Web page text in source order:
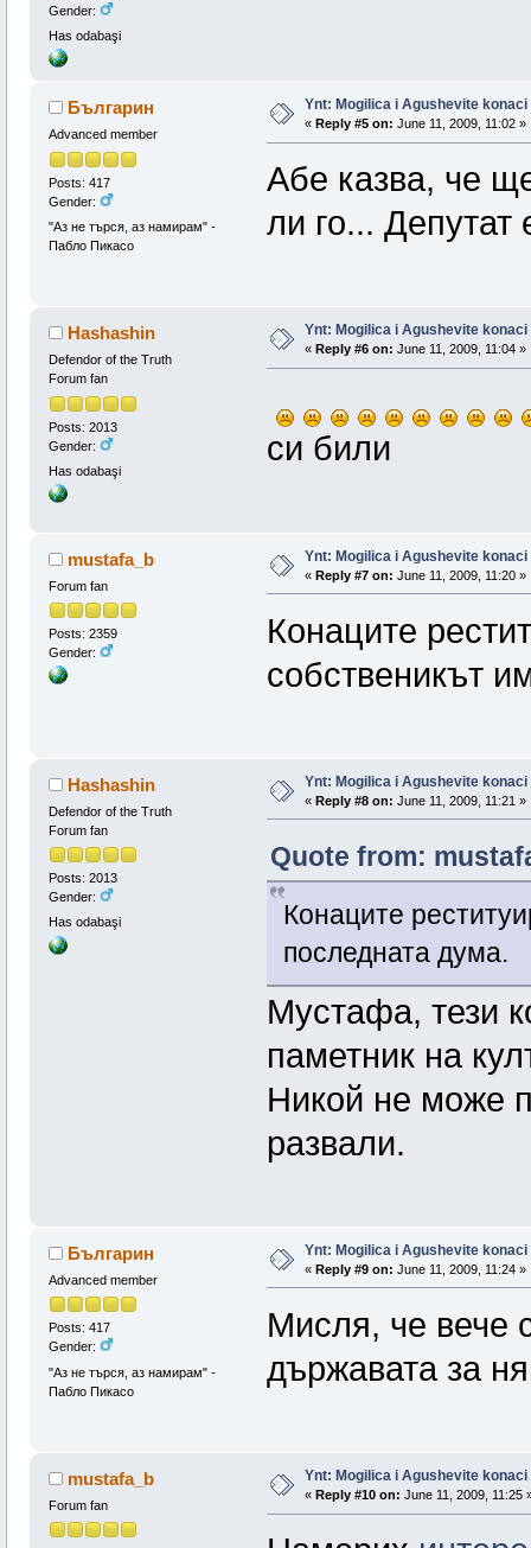
Gender:
Has odabaşi
Българин
Advanced member
Posts: 417
Gender:
"Аз не търся, аз намирам" -
Пабло Пикасо
Ynt: Mogilica i Agushevite konaci
« Reply #5 on: June 11, 2009, 11:02 »
Абе казва, че
ли го... Депутат
Hashashin
Defendor of the Truth
Forum fan
Posts: 2013
Gender:
Has odabaşi
Ynt: Mogilica i Agushevite konaci
« Reply #6 on: June 11, 2009, 11:04 »
си били
mustafa_b
Forum fan
Posts: 2359
Gender:
Ynt: Mogilica i Agushevite konaci
« Reply #7 on: June 11, 2009, 11:20 »
Конаците
собственикът
Hashashin
Defendor of the Truth
Forum fan
Posts: 2013
Gender:
Has odabaşi
Ynt: Mogilica i Agushevite konaci
« Reply #8 on: June 11, 2009, 11:21 »
Quote from:
Конаците
последната дума.
Мустафа, тези
паметник на
Никой не може
развали.
Българин
Advanced member
Posts: 417
Gender:
"Аз не търся, аз намирам" -
Пабло Пикасо
Ynt: Mogilica i Agushevite konaci
« Reply #9 on: June 11, 2009, 11:24 »
Мисля, че вече
държавата за
mustafa_b
Forum fan
Ynt: Mogilica i Agushevite konaci
« Reply #10 on: June 11, 2009, 11:25